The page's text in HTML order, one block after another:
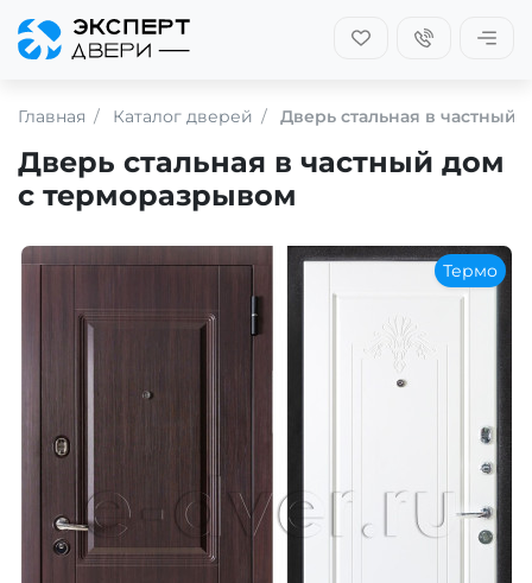
Главная Каталог дверей Дверь стальная в частный
Дверь стальная в частный дом
с терморазрывом
Термо